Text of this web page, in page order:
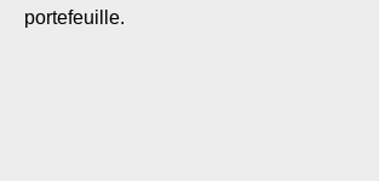
portefeuille.